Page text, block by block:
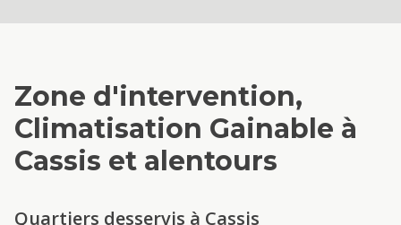
Zone d'intervention,
Climatisation Gainable à
Cassis et alentours
Quartiers desservis à Cassis